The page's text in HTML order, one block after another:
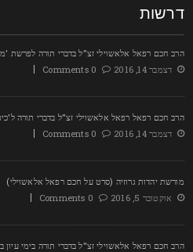
חכם רפאל אלאשוילי זצ"ל בדברי תורה לפרשת
דצמבר 14, 2016
0 Comments
חכם רפאל רפאל אלאשוילי זצ"ל בדברי תורה
דצמבר 14, 2016
0 Comments
יהדות גרוזיה (סרט על חכם רפאל אלאשוילי)
אוקטובר 5, 2016
0 Comments
חכם רפאל אלאשוילי זצ"ל בדברי תורה בימי עיון